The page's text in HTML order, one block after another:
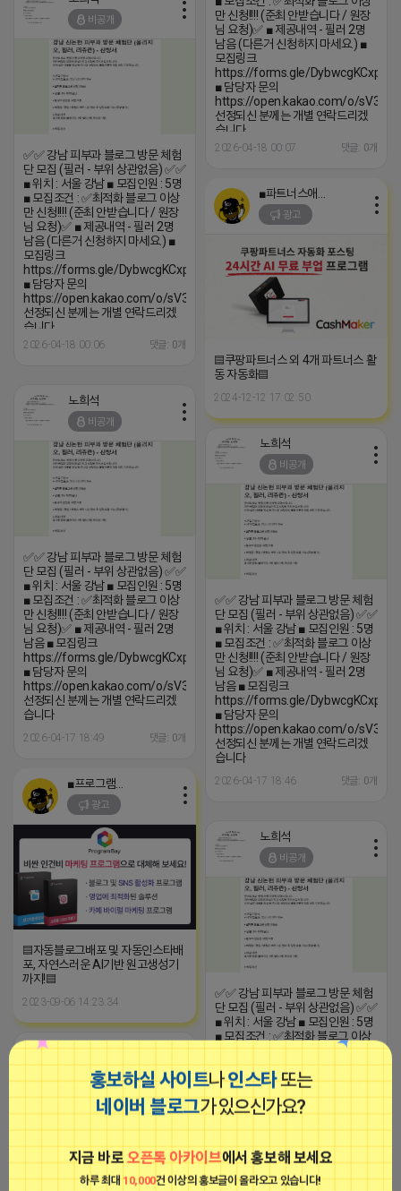
홍보하실 사이트나인스타또는
네이버 블로그가 있으신가요?
지금 바로오픈톡 아카이브에서 홍보해 보세요
하루 최대10,000건 이상의 홍보글이 올라오고 있습니다!
만 신청!!!! (준최 안받습니다 / 원장
님 요청)✅️ ■ 제공내역 - 필러 2명
남음 (다른거 신청하지 마세요.) ■
모집링크
https://forms.gle/
■ 담당자 문의
https://open.kakao.com/o/
선정되신 분께는 개별 연락드리겠
습니다
2026-04-18 00:07 댓글: 0개
비공개
✅✅ 강남 피부과 블로그 방문 체험
단 모집 (필러 - 부위 상관없음) ✅✅
■ 위치 : 서울 강남 ■ 모집인원 : 5명
■ 모집조건 : ✅️최적화 블로그 이상
만 신청!!!! (준최 안받습니다 / 원장
님 요청)✅️ ■ 제공내역 - 필러 2명
남음 (다른거 신청하지 마세요.) ■
모집링크
https://forms.gle/DybwcgKCxpY47EeQ6
■ 담당자 문의
https://open.kakao.com/o/sV3QiT0h
선정되신 분께는 개별 연락드리겠
습니다
2026-04-18 00:06 댓글: 0개
광고
▤쿠팡파트너스 외 4개 파트너스 활
동 자동화▤
2024-12-12 17:02:50
노희석
비공개
✅✅ 강남 피부과 블로그 방문 체험
단 모집 (필러 - 부위 상관없음) ✅✅
■ 위치 : 서울 강남 ■ 모집인원 : 5명
■ 모집조건 : ✅️최적화 블로그 이상
만 신청!!!! (준최 안받습니다 / 원장
님 요청)✅️ ■ 제공내역 - 필러 2명
남음 ■ 모집링크
https://forms.gle/DybwcgKCxpY47EeQ6
■ 담당자 문의
https://open.kakao.com/o/sV3QiT0h
선정되신 분께는 개별 연락드리겠
습니다
2026-04-17 18:49 댓글: 0개
노희석
비공개
✅✅ 강남 피부과 블로그 방문 체험
단 모집 (필러 - 부위 상관없음) ✅✅
■ 위치 : 서울 강남 ■ 모집인원 : 5명
■ 모집조건 : ✅️최적화 블로그 이상
만 신청!!!! (준최 안받습니다 / 원장
님 요청)✅️ ■ 제공내역 - 필러 2명
남음 ■ 모집링크
https://forms.gle/
■ 담당자 문의
https://open.kakao.com/o/
선정되신 분께는 개별 연락드리겠
습니다
2026-04-17 18:46 댓글: 0개
광고
▤자동블로그배포 및 자동인스타배
포, 자연스러운 AI기반 원고생성기
까지!▤
2023-09-06 14:23:34
노희석
비공개
✅✅ 강남 피부과 블로그 방문 체험
단 모집 (필러 - 부위 상관없음) ✅✅
■ 위치 : 서울 강남 ■ 모집인원 : 5명
■ 모집조건 : ✅️최적화 블로그 이상
만 신청!!!! (준최 안받습니다 / 원장
님 요청)✅️ ■ 제공내역 - 필러 2명
남음 ■ 모집링크
https://forms.gle/
■ 담당자 문의
습니다
2026-04-17 18:46
노희석
비공개